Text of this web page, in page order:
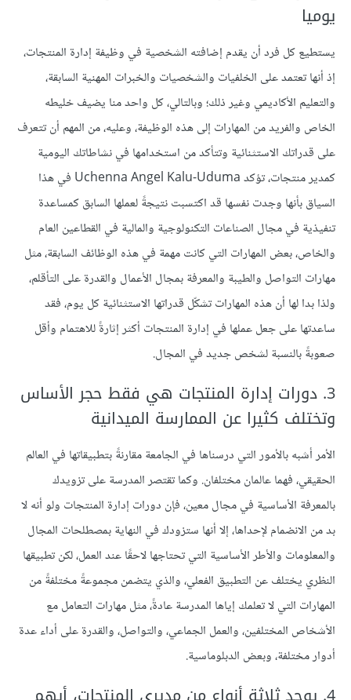
يوميا
يستطيع كل فرد أن يقدم إضافته الشخصية في وظيفة إدارة المنتجات،
إذ أنها تعتمد على الخلفيات والشخصيات والخبرات المهنية السابقة،
والتعليم الأكاديمي وغير ذلك؛ وبالتالي، كل واحد منا يضيف خليطه
الخاص والفريد من المهارات إلى هذه الوظيفة، وعليه، من المهم أن تتعرف
على قدراتك الاستثنائية وتتأكد من استخدامها في نشاطاتك اليومية
كمدير منتجات، تؤكد Uchenna Angel Kalu-Uduma في هذا
السياق بأنها وجدت نفسها قد اكتسبت نتيجةً لعملها السابق كمساعدة
تنفيذية في مجال الصناعات التكنولوجية والمالية في القطاعين العام
والخاص، بعض المهارات التي كانت مهمة في هذه الوظائف السابقة، مثل
مهارات التواصل والطيبة والمعرفة بمجال الأعمال والقدرة على التأقلم،
ولذا بدا لها أن هذه المهارات تشكّل قدراتها الاستثنائية كل يوم، فقد
ساعدتها على جعل عملها في إدارة المنتجات أكثر إثارةً للاهتمام وأقل
صعوبةً بالنسبة لشخص جديد في المجال.
3. دورات إدارة المنتجات هي فقط حجر الأساس
وتختلف كثيرا عن الممارسة الميدانية
الأمر أشبه بالأمور التي درسناها في الجامعة مقارنةً بتطبيقاتها في العالم
الحقيقي، فهما عالمان مختلفان. وكما تقتصر المدرسة على تزويدك
بالمعرفة الأساسية في مجال معين، فإن دورات إدارة المنتجات ولو أنه لا
بد من الانضمام لإحداها، إلا أنها ستزودك في النهاية بمصطلحات المجال
والمعلومات والأطر الأساسية التي تحتاجها لاحقًا عند العمل، لكن تطبيقها
النظري يختلف عن التطبيق الفعلي، والذي يتضمن مجموعةً مختلفةً من
المهارات التي لا تعلمك إياها المدرسة عادةً، مثل مهارات التعامل مع
الأشخاص المختلفين، والعمل الجماعي، والتواصل، والقدرة على أداء عدة
أدوار مختلفة، وبعض الدبلوماسية.